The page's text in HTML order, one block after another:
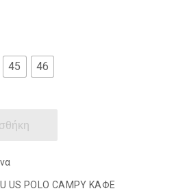
45 46
US POLO CAMPY ΚΑΦΕ